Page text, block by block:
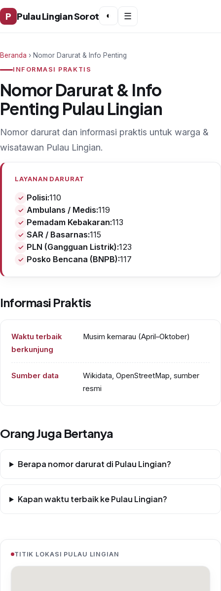
P Pulau Lingian Sorot ◐ ☰
Beranda › Nomor Darurat & Info Penting
INFORMASI PRAKTIS
Nomor Darurat & Info
Penting Pulau Lingian
Nomor darurat dan informasi praktis untuk warga &
wisatawan Pulau Lingian.
LAYANAN DARURAT
Polisi:110
Ambulans / Medis:119
Pemadam Kebakaran:113
SAR / Basarnas:115
PLN (Gangguan Listrik):123
Posko Bencana (BNPB):117
Informasi Praktis
Waktu terbaik
berkunjung
Musim kemarau (April–Oktober)
Sumber data
Wikidata, OpenStreetMap, sumber
resmi
Orang Juga Bertanya
Berapa nomor darurat di Pulau Lingian?
Kapan waktu terbaik ke Pulau Lingian?
TITIK LOKASI PULAU LINGIAN